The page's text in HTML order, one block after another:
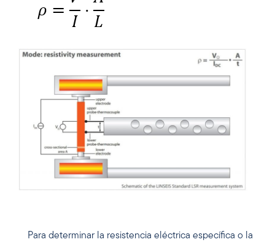
Para determinar la resistencia eléctrica específica o la